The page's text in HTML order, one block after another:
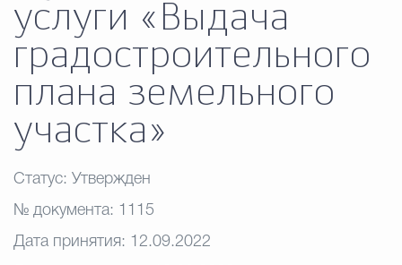
Противодействие
услуги «Выдача
градостроительного
плана земельного
участка»
Статус: Утвержден
№ документа: 1115
Дата принятия: 12.09.2022